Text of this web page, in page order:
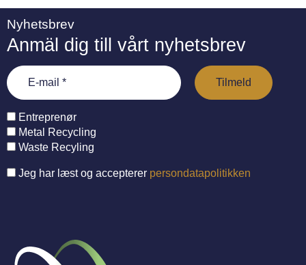
Nyhetsbrev
Anmäl dig till vårt nyhetsbrev
Entreprenør
Metal Recycling
Waste Recyling
Jeg har læst og accepterer persondatapolitikken